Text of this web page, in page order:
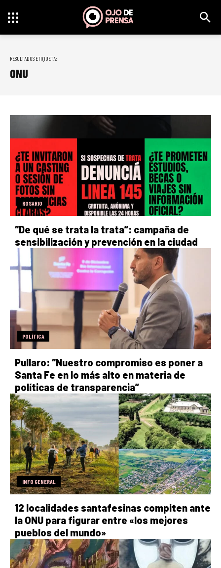
RESULTADOS ETIQUETA:
ONU
ROSARIO
“De qué se trata la trata”: campaña de
sensibilización y prevención en la ciudad
POLÍTICA
Pullaro: “Nuestro compromiso es poner a
Santa Fe en lo más alto en materia de
políticas de transparencia”
INFO GENERAL
12 localidades santafesinas compiten ante
la ONU para figurar entre «los mejores
pueblos del mundo»